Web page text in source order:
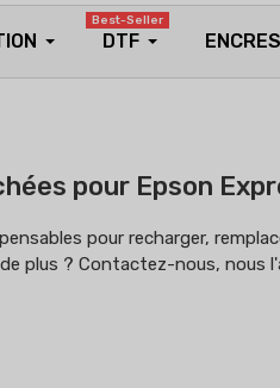
DTF
Best-Seller
ENCRES
pour Epson
pour recharger,
plus ? Contactez-nous, nous